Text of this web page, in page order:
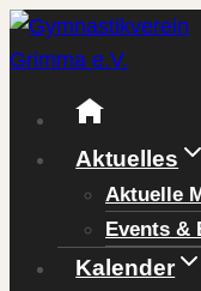
Zum
Inhalt
springen
Aktuelles
Aktuelle
Events &
Kalender